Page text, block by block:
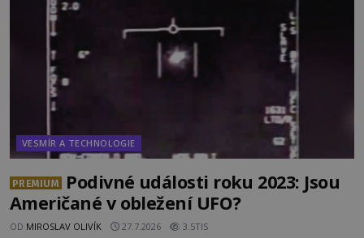
připomínající lidskou tvář. NASA (Národní úřad
VESMÍR A TECHNOLOGIE
PREMIUM
Podivné události roku 2023: Jsou
Američané v obležení UFO?
OD MIROSLAV OLIVÍK 27.7.2026 3.5TIS